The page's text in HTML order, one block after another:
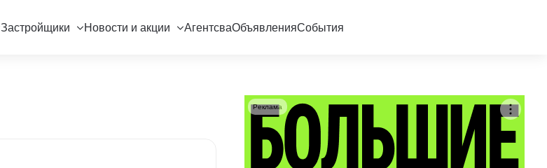
Застройщики Новости и акции АгентсваОбъявленияСобытия
Реклама